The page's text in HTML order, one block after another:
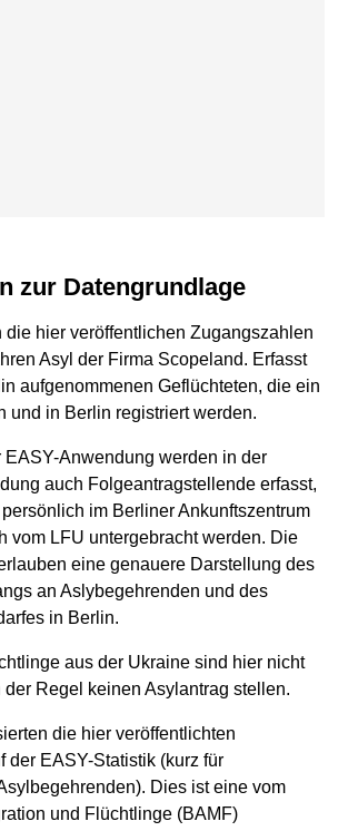
zur Datengrundlage
die hier veröffentlichen Zugangszahlen
Asyl der Firma Scopeland. Erfasst
aufgenommenen Geflüchteten, die ein
und in Berlin registriert werden.
EASY-Anwendung werden in der
auch Folgeantragstellende erfasst,
im Berliner Ankunftszentrum
vom LFU untergebracht werden. Die
eine genauere Darstellung des
an Aslybegehrenden und des
in Berlin.
aus der Ukraine sind hier nicht
Regel keinen Asylantrag stellen.
die hier veröffentlichten
der EASY-Statistik (kurz für
Dies ist eine vom
und Flüchtlinge (BAMF)